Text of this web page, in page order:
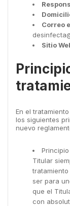
Correo
Sitio
En el
los siguientes
nuevo
Titular
ser para
que el
con